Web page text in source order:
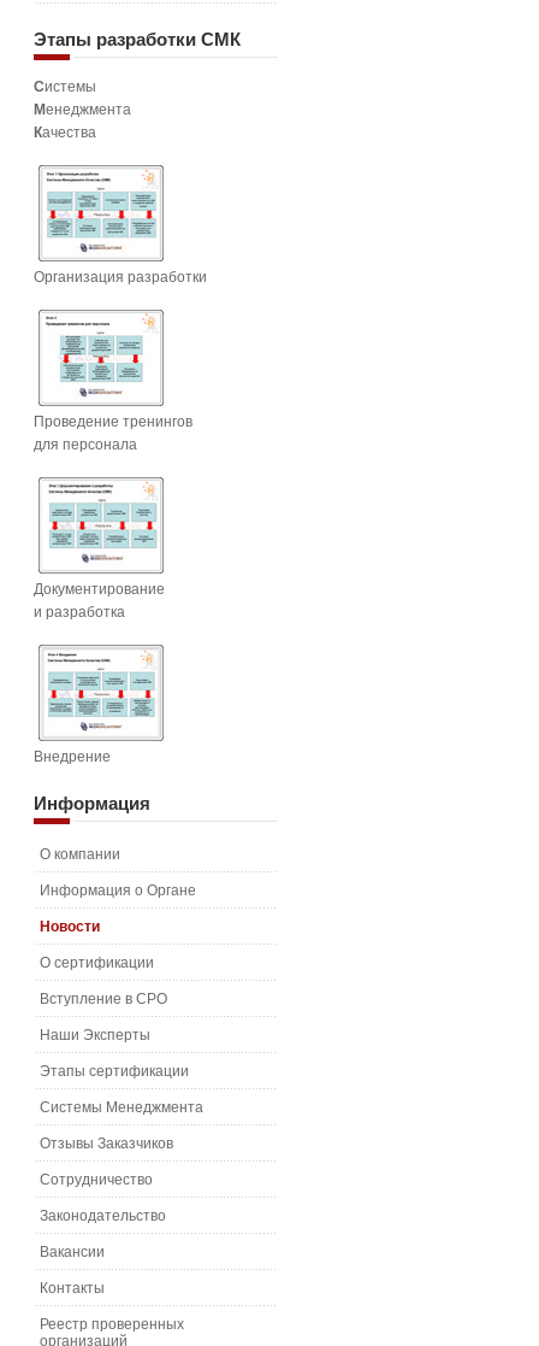
Этапы разработки СМК
Системы
Менеджмента
Качества
Организация разработки
Проведение тренингов
для персонала
Документирование
и разработка
Внедрение
Информация
О компании
Информация о Органе
Новости
О сертификации
Вступление в СРО
Наши Эксперты
Этапы сертификации
Системы Менеджмента
Отзывы Заказчиков
Сотрудничество
Законодательство
Вакансии
Контакты
Реестр проверенных
организаций